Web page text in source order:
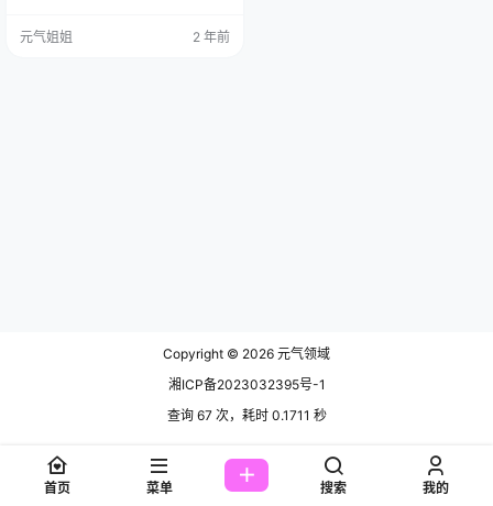
一名备受欢迎的某博网红和动漫博
元气姐姐 2 年前
Copyright © 2026 元气领域
湘ICP备2023032395号-1
查询 67 次，耗时 0.1711 秒
首页 菜单 搜索 我的